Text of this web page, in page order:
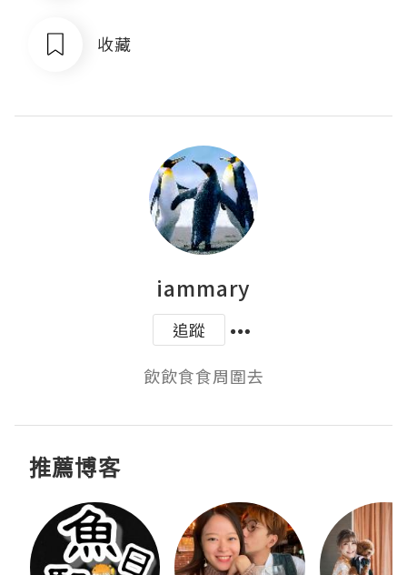
收藏
iammary
追蹤
飲飲食食周圍去
推薦博客